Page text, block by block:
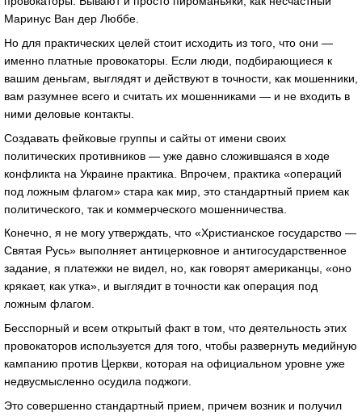
Маринус Ван дер Люббе.
Но для практических целей стоит исходить из того, что они —
именно платные провокаторы. Если люди, подбирающиеся к
вашим деньгам, выглядят и действуют в точности, как мошенники,
вам разумнее всего и считать их мошенниками — и не входить в
ними деловые контакты.
Создавать фейковые группы и сайты от имени своих
политических противников — уже давно сложившаяся в ходе
конфликта на Украине практика. Впрочем, практика «операций
под ложным флагом» стара как мир, это стандартный прием как
политического, так и коммерческого мошенничества.
Конечно, я не могу утверждать, что «Христианское государство —
Святая Русь» выполняет антицерковное и антигосударственное
задание, я платежки не видел, но, как говорят американцы, «оно
крякает, как утка», и выглядит в точности как операция под
ложным флагом.
Бесспорный и всем открытый факт в том, что деятельность этих
провокаторов используется для того, чтобы развернуть медийную
кампанию против Церкви, которая на официальном уровне уже
недвусмысленно осудила поджоги.
Это совершенно стандартный прием, причем возник и получил